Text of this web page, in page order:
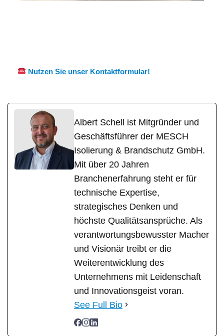
Nutzen Sie unser Kontaktformular!
Albert Schell ist Mitgründer und
Geschäftsführer der MESCH
Isolierung & Brandschutz GmbH.
Mit über 20 Jahren
Branchenerfahrung steht er für
technische Expertise,
strategisches Denken und
höchste Qualitätsansprüche. Als
verantwortungsbewusster Macher
und Visionär treibt er die
Weiterentwicklung des
Unternehmens mit Leidenschaft
und Innovationsgeist voran.
See Full Bio